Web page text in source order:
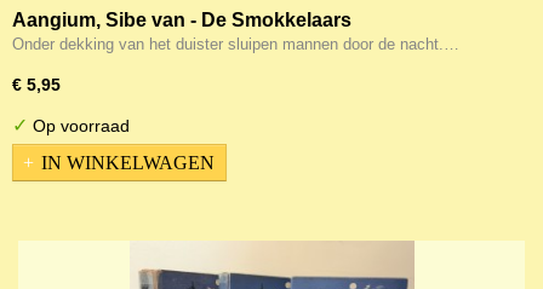
Aangium, Sibe van - De Smokkelaars
Onder dekking van het duister sluipen mannen door de nacht.…
€ 5,95
✓ Op voorraad
IN WINKELWAGEN